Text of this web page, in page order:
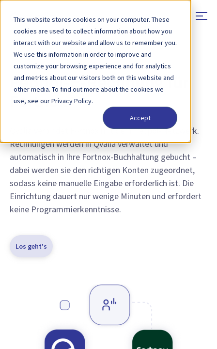
This website stores cookies on your computer. These
cookies are used to collect information about how you
interact with our website and allow us to remember you.
We use this information in order to improve and
customize your browsing experience and for analytics
and metrics about our visitors both on this website and
other media. To find out more about the cookies we
use, see our Privacy Policy.
Accept
INTEGRATION VON ANSCHLÜSSEN
Peppol-E-Rechnung für
Fortnox
Qvalia verbindet Fortnox mit dem Peppol-Netzwerk.
Rechnungen werden in Qvalia verwaltet und
automatisch in Ihre Fortnox-Buchhaltung gebucht –
dabei werden sie den richtigen Konten zugeordnet,
sodass keine manuelle Eingabe erforderlich ist. Die
Einrichtung dauert nur wenige Minuten und erfordert
keine Programmierkenntnisse.
Los geht's